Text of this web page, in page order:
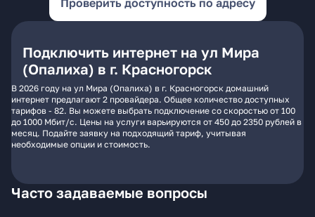
Проверить доступность по адресу
Подключить интернет на ул Мира
(Опалиха) в г. Красногорск
В 2026 году на ул Мира (Опалиха) в г. Красногорск домашний
интернет предлагают 2 провайдера. Общее количество доступных
тарифов - 82. Вы можете выбрать подключение со скоростью от 100
до 1000 Мбит/с. Цены на услуги варьируются от 450 до 2350 рублей в
месяц. Подайте заявку на подходящий тариф, учитывая
необходимые опции и стоимость.
Часто задаваемые вопросы